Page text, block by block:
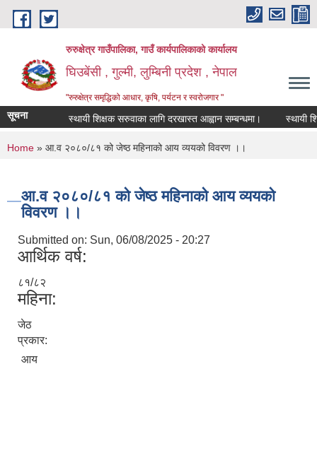
Skip to main content
रुरुक्षेत्र गाउँपालिका, गाउँ कार्यपालिकाको कार्यालय
घिउबेंसी , गुल्मी, लुम्बिनी प्रदेश , नेपाल
"रुरुक्षेत्र समृद्धिको आधार, कृषि, पर्यटन र स्वरोजगार "
सूचना स्थायी शिक्षक सरुवाका लागि दरखास्त आह्वान सम्बन्धमा। स्थायी
You are here
Home » आ.व २०८०/८१ को जेष्ठ महिनाको आय व्ययको विवरण ।।
आ.व २०८०/८१ को जेष्ठ महिनाको आय व्ययको
विवरण ।।
Submitted on: Sun, 06/08/2025 - 20:27
आर्थिक वर्ष:
८१/८२
महिना:
जेठ
प्रकार:
आय